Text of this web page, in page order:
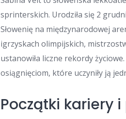
sprinterskich. Urodziła się 2
Słowenię na międzynarodowej
igrzyskach olimpijskich,
ustanowiła liczne rekordy
osiągnięciom, które uczyniły ją
Początki kariery